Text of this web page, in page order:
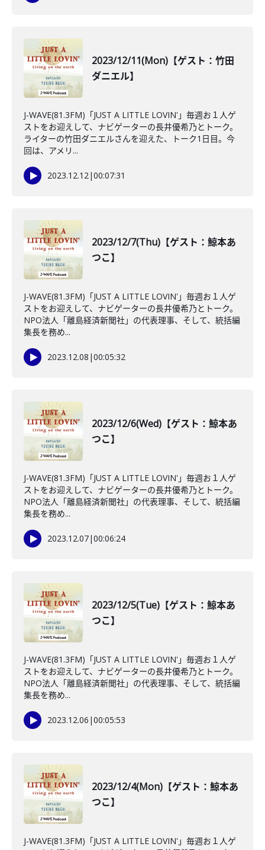
2023/12/11(Mon)【ゲスト：竹田
ダニエル】
J-WAVE(81.3FM)「JUST A LITTLE LOVIN'」毎週お１人ゲ
ストをお迎えして、ナビゲーターの長井優希乃とトーク。
ライターの竹田ダニエルさんを迎えた、トーク1日目。今
回は、アメリ...
2023.12.12|00:07:31
2023/12/7(Thu)【ゲスト：鯨本あ
つこ】
J-WAVE(81.3FM)「JUST A LITTLE LOVIN'」毎週お１人ゲ
ストをお迎えして、ナビゲーターの長井優希乃とトーク。
NPO法人「離島経済新聞社」の代表理事、そして、統括編
集長を務め...
2023.12.08 |00:05:32
2023/12/6(Wed)【ゲスト：鯨本あ
つこ】
J-WAVE(81.3FM)「JUST A LITTLE LOVIN'」毎週お１人ゲ
ストをお迎えして、ナビゲーターの長井優希乃とトーク。
NPO法人「離島経済新聞社」の代表理事、そして、統括編
集長を務め...
2023.12.07|00:06:24
2023/12/5(Tue)【ゲスト：鯨本あ
つこ】
J-WAVE(81.3FM)「JUST A LITTLE LOVIN'」毎週お１人ゲ
ストをお迎えして、ナビゲーターの長井優希乃とトーク。
NPO法人「離島経済新聞社」の代表理事、そして、統括編
集長を務め...
2023.12.06 |00:05:53
2023/12/4(Mon)【ゲスト：鯨本あ
つこ】
J-WAVE(81.3FM)「JUST A LITTLE LOVIN'」毎週お１人ゲ